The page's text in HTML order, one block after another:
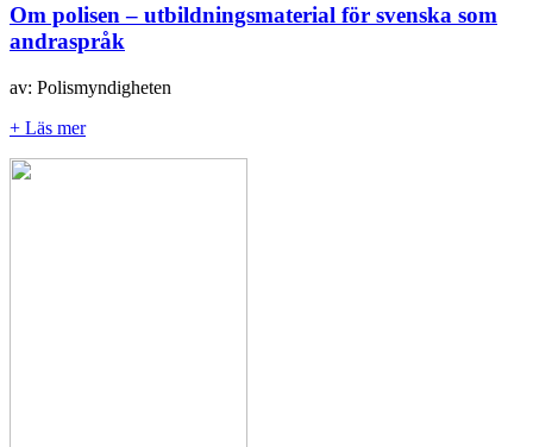
Om polisen – utbildningsmaterial för svenska som
andraspråk
av: Polismyndigheten
+ Läs mer